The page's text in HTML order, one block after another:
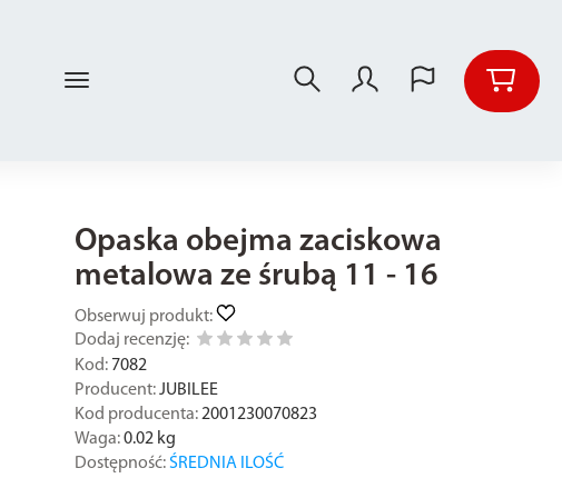
Opaska obejma zaciskowa
metalowa ze śrubą 11 - 16
Obserwuj produkt:
Dodaj recenzję:
Kod: 7082
Producent:JUBILEE
Kod producenta:2001230070823
Waga:0.02 kg
Dostępność:ŚREDNIA ILOŚĆ